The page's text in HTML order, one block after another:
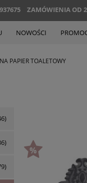
ZAMÓWIENIA OD
NOWOŚCI
PAPIER TOALETOWY